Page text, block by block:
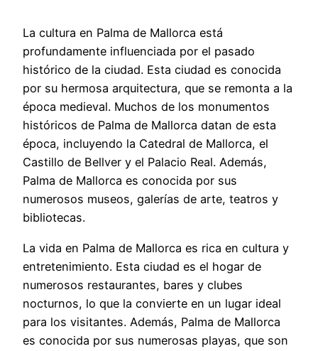
La cultura en Palma de Mallorca está
profundamente influenciada por el pasado
histórico de la ciudad. Esta ciudad es conocida
por su hermosa arquitectura, que se remonta a la
época medieval. Muchos de los monumentos
históricos de Palma de Mallorca datan de esta
época, incluyendo la Catedral de Mallorca, el
Castillo de Bellver y el Palacio Real. Además,
Palma de Mallorca es conocida por sus
numerosos museos, galerías de arte, teatros y
bibliotecas.
La vida en Palma de Mallorca es rica en cultura y
entretenimiento. Esta ciudad es el hogar de
numerosos restaurantes, bares y clubes
nocturnos, lo que la convierte en un lugar ideal
para los visitantes. Además, Palma de Mallorca
es conocida por sus numerosas playas, que son